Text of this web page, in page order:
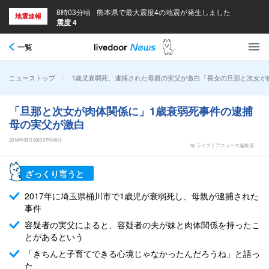
地震速報 8時03分頃 熊本県で最大震度4の地震が発生しました
震度 4
一覧
ニューストップ > 1歳児衰弱死、逮捕された母親の実父が激白「長女の旦那と次女
「旦那と次女が肉体関係に」1歳衰弱死事件の逮捕
母の実父が激白
2018年05月30日07時48分
by ライブドアニュース編集部
ざっくり言うと
2017年に埼玉県桶川市で1歳児が衰弱死し、母親が逮捕された
事件
容疑者の実父によると、容疑者の夫が妹と肉体関係を持ったこ
とがあるという
「きちんと子育てできる心境じゃなかったんだろうね」と語っ
た